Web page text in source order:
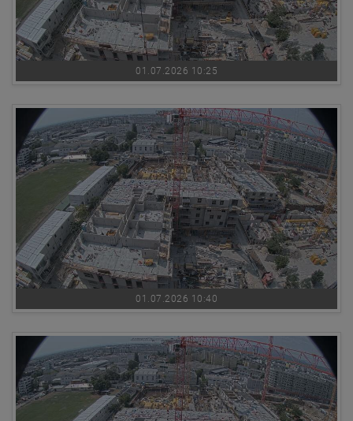
01.07.2026 10:25
01.07.2026 10:40